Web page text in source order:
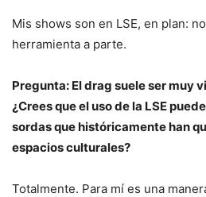
Mis shows son en LSE, en plan:
herramienta a parte.
Pregunta: El drag suele ser muy
¿Crees que el uso de la LSE
sordas que históricamente han
espacios culturales?
Totalmente. Para mí es una